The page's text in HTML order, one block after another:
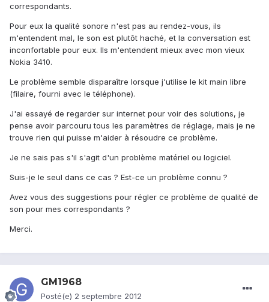
correspondants.
Pour eux la qualité sonore n'est pas au rendez-vous, ils
m'entendent mal, le son est plutôt haché, et la conversation est
inconfortable pour eux. Ils m'entendent mieux avec mon vieux
Nokia 3410.
Le problème semble disparaître lorsque j'utilise le kit main libre
(filaire, fourni avec le téléphone).
J'ai essayé de regarder sur internet pour voir des solutions, je
pense avoir parcouru tous les paramètres de réglage, mais je ne
trouve rien qui puisse m'aider à résoudre ce problème.
Je ne sais pas s'il s'agit d'un problème matériel ou logiciel.
Suis-je le seul dans ce cas ? Est-ce un problème connu ?
Avez vous des suggestions pour régler ce problème de qualité de
son pour mes correspondants ?
Merci.
GM1968
Posté(e) 2 septembre 2012